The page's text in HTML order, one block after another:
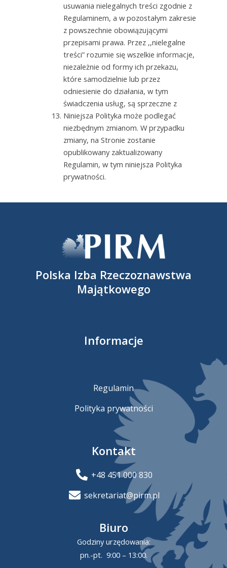
usuwania nielegalnych treści zgodnie z
Regulaminem, a w pozostałym zakresie
z powszechnie obowiązującymi
przepisami prawa. Przez ,,nielegalne
treści” rozumie się wszelkie informacje,
niezależnie od formy ich przekazu,
które samodzielnie lub przez
odniesienie do działania, w tym
świadczenia usług, są sprzeczne z
Niniejsza Polityka może podlegać
niezbędnym zmianom. W przypadku
zmiany, na Stronie zostanie
opublikowany zaktualizowany
Regulamin, w tym niniejsza Polityka
prywatności.
Polska Izba Rzeczoznawstwa
Majątkowego
Informacje
Regulamin
Polityka prywatności
Kontakt
+48 451 000 830
sekretariat@pirm.pl
Biuro
Godziny urzędowania:
pn.-pt. 9:00 – 13:00.